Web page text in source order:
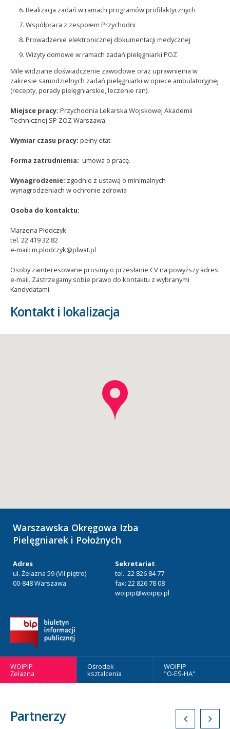
Realizacja zadań w ramach programów profilaktycznych
Współpraca z zespołem Przychodni
Prowadzenie elektronicznej dokumentacji medycznej
Wizyty domowe w ramach zadań pielęgniarki POZ
Mile widziane doświadczenie zawodowe oraz uprawnienia w
zakresie samodzielnych zadań pielęgniarki w opiece ambulatoryjnej
(recepty, porady pielęgniarskie, leczenie ran).
Miejsce pracy: Przychodnia Lekarska Wojskowej Akademii
Technicznej SP ZOZ Warszawa
Wymiar czasu pracy: pełny etat
Forma zatrudnienia: umowa o pracę.
Wynagrodzenie: zgodnie z ustawą o minimalnych
wynagrodzeniach w ochronie zdrowia
Osoba do kontaktu:
Marzena Płodczyk
tel. 22 419 32 82
e-mail: m.plodczyk@plwat.pl
Osoby zainteresowane prosimy o przesłanie CV na powyższy adres
e-mail. Zastrzegamy sobie prawo do kontaktu z wybranymi
Kandydatami.
Kontakt i lokalizacja
Warszawska Okręgowa Izba
Pielęgniarek i Położnych
Adres
ul. Żelazna 59 (VII piętro)
00-848 Warszawa
Sekretariat
tel.: 22 826 84 77
fax: 22 826 78 08
woipip@woipip.pl
WOIPIP
Żelazna
Ośrodek
kształcenia
WOIPIP
"O-ES-HA"
Partnerzy